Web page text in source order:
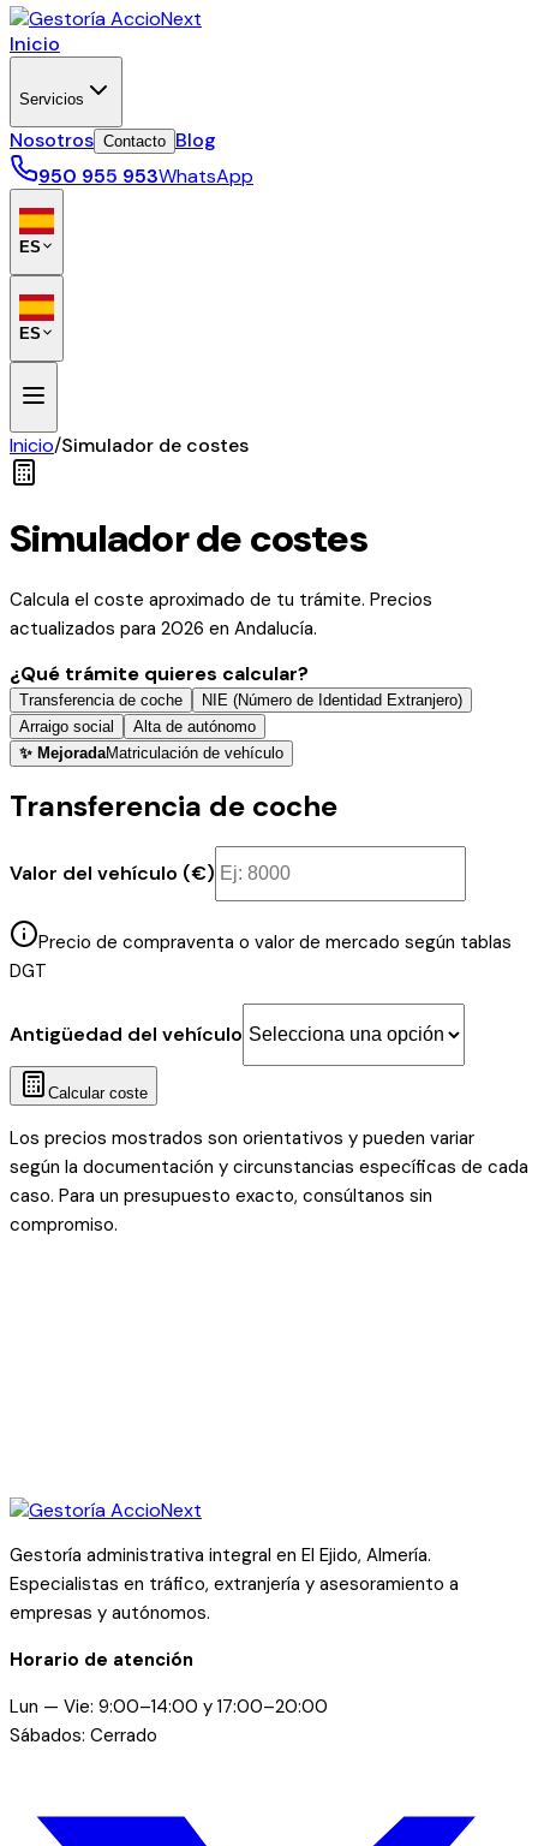
Inicio
Servicios
Nosotros Contacto Blog
950 955 953WhatsApp
ES
ES
Inicio/Simulador de costes
Simulador de costes
Calcula el coste aproximado de tu trámite. Precios
actualizados para 2026 en Andalucía.
¿Qué trámite quieres calcular?
Transferencia de coche
NIE (Número de Identidad Extranjero)
Arraigo social
Alta de autónomo
✨ MejoradaMatriculación de vehículo
Transferencia de coche
Valor del vehículo (€)
Precio de compraventa o valor de mercado según tablas
DGT
Antigüedad del vehículo
Calcular coste
Los precios mostrados son orientativos y pueden variar
según la documentación y circunstancias específicas de cada
caso. Para un presupuesto exacto, consúltanos sin
compromiso.
Gestoría administrativa integral en El Ejido, Almería.
Especialistas en tráfico, extranjería y asesoramiento a
empresas y autónomos.
Horario de atención
Lun — Vie: 9:00–14:00 y 17:00–20:00
Sábados: Cerrado